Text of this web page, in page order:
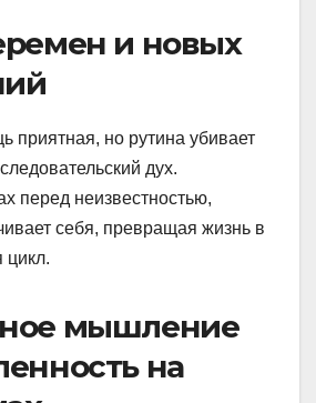
и новых
но рутина убивает
дух.
перед неизвестностью,
себя, превращая жизнь в
цикл.
мышление
на